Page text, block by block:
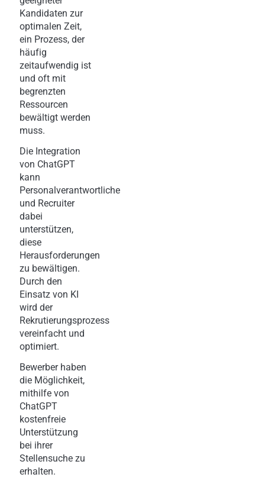
Kandidaten zur
optimalen Zeit,
ein Prozess, der
häufig
zeitaufwendig ist
und oft mit
begrenzten
Ressourcen
bewältigt werden
muss.
Die Integration
von ChatGPT
kann
Personalverantwortliche
und Recruiter
dabei
unterstützen,
diese
Herausforderungen
zu bewältigen.
Durch den
Einsatz von KI
wird der
Rekrutierungsprozess
vereinfacht und
optimiert.
Bewerber haben
die Möglichkeit,
mithilfe von
ChatGPT
kostenfreie
Unterstützung
bei ihrer
Stellensuche zu
erhalten.